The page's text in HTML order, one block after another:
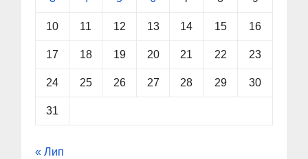
10 11 12 13 14 15 16
17 18 19 20 21 22 23
24 25 26 27 28 29 30
31
« Лип